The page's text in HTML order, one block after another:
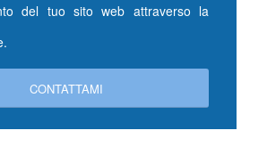
del tuo sito web attraverso la
CONTATTAMI